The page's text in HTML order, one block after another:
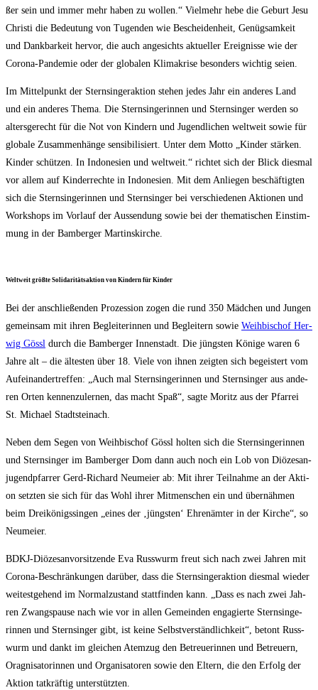
ßer sein und immer mehr haben zu wol­len.“ Viel­mehr hebe die Geburt Jesu
Chris­ti die Bedeu­tung von Tugen­den wie Beschei­den­heit, Genüg­sam­keit
und Dank­bar­keit her­vor, die auch ange­sichts aktu­el­ler Ereig­nis­se wie der
Coro­na-Pan­de­mie oder der glo­ba­len Kli­ma­kri­se beson­ders wich­tig seien.
Im Mit­tel­punkt der Stern­sin­ger­ak­ti­on ste­hen jedes Jahr ein ande­res Land
und ein ande­res The­ma. Die Stern­sin­ge­rin­nen und Stern­sin­ger wer­den so
alters­ge­recht für die Not von Kin­dern und Jugend­li­chen welt­weit sowie für
glo­ba­le Zusam­men­hän­ge sen­si­bi­li­siert. Unter dem Mot­to „Kin­der stär­ken.
Kin­der schüt­zen. In Indo­ne­si­en und welt­weit.“ rich­tet sich der Blick dies­mal
vor allem auf Kin­der­rech­te in Indo­ne­si­en. Mit dem Anlie­gen beschäf­tig­ten
sich die Stern­sin­ge­rin­nen und Stern­sin­ger bei ver­schie­de­nen Aktio­nen und
Work­shops im Vor­lauf der Aus­sendung sowie bei der the­ma­ti­schen Ein­stim­
mung in der Bam­ber­ger Martinskirche.
Welt­weit größ­te Soli­da­ri­täts­ak­ti­on von Kin­dern für Kinder
Bei der anschlie­ßen­den Pro­zes­si­on zogen die rund 350 Mäd­chen und Jun­gen
gemein­sam mit ihren Beglei­te­rin­nen und Beglei­tern sowie Weih­bi­schof Her­
wig Gössl durch die Bam­ber­ger Innen­stadt. Die jüngs­ten Köni­ge waren 6
Jah­re alt – die ältes­ten über 18. Vie­le von ihnen zeig­ten sich begeis­tert vom
Auf­ein­an­der­tref­fen: „Auch mal Stern­sin­ge­rin­nen und Stern­sin­ger aus ande­
ren Orten ken­nen­zu­ler­nen, das macht Spaß“, sag­te Moritz aus der Pfar­rei
St. Micha­el Stadtsteinach.
Neben dem Segen von Weih­bi­schof Gössl hol­ten sich die Stern­sin­ge­rin­nen
und Stern­sin­ger im Bam­ber­ger Dom dann auch noch ein Lob von Diö­ze­san­
ju­gend­pfar­rer Gerd-Richard Neu­mei­er ab: Mit ihrer Teil­nah­me an der Akti­
on setz­ten sie sich für das Wohl ihrer Mit­men­schen ein und über­näh­men
beim Drei­kö­nigs­sin­gen „eines der ‚jüngs­ten‘ Ehren­äm­ter in der Kir­che“, so
Neumeier.
BDKJ-Diö­ze­san­vor­sit­zen­de Eva Russ­wurm freut sich nach zwei Jah­ren mit
Coro­na-Beschrän­kun­gen dar­über, dass die Stern­sin­ger­ak­ti­on dies­mal wie­der
wei­test­ge­hend im Nor­mal­zu­stand statt­fin­den kann. „Dass es nach zwei Jah­
ren Zwangs­pau­se nach wie vor in allen Gemein­den enga­gier­te Stern­sin­ge­
rin­nen und Stern­sin­ger gibt, ist kei­ne Selbst­ver­ständ­lich­keit“, betont Russ­
wurm und dankt im glei­chen Atem­zug den Betreue­rin­nen und Betreu­ern,
Orag­nis­a­to­rin­nen und Orga­ni­sa­to­ren sowie den Eltern, die den Erfolg der
Akti­on tat­kräf­tig unterstützten.